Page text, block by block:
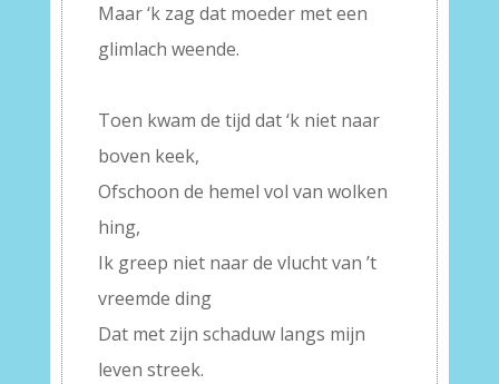
Maar ‘k zag dat moeder met een
glimlach weende.
Toen kwam de tijd dat ‘k niet naar
boven keek,
Ofschoon de hemel vol van wolken
hing,
Ik greep niet naar de vlucht van ’t
vreemde ding
Dat met zijn schaduw langs mijn
leven streek.